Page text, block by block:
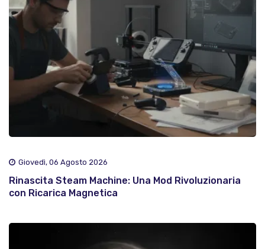
Giovedì, 06 Agosto 2026
Rinascita Steam Machine: Una Mod Rivoluzionaria
con Ricarica Magnetica